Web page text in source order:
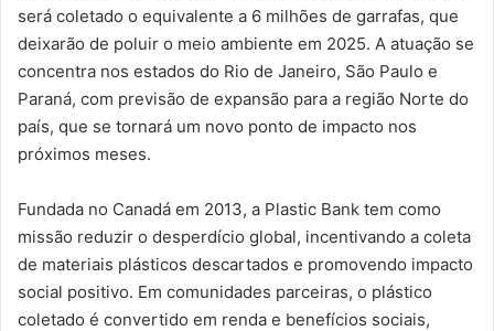
será coletado o equivalente a 6 milhões de garrafas, que
deixarão de poluir o meio ambiente em 2025. A atuação se
concentra nos estados do Rio de Janeiro, São Paulo e
Paraná, com previsão de expansão para a região Norte do
país, que se tornará um novo ponto de impacto nos
próximos meses.
Fundada no Canadá em 2013, a Plastic Bank tem como
missão reduzir o desperdício global, incentivando a coleta
de materiais plásticos descartados e promovendo impacto
social positivo. Em comunidades parceiras, o plástico
coletado é convertido em renda e benefícios sociais,